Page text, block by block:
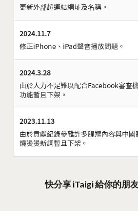
更新外部超連結網址及名稱。
2024.11.7
修正iPhone、iPad聲音播放問題。
2024.3.28
由於人力不足難以配合Facebook審查
功能暫且下架。
2023.11.13
由於貢獻紀錄參雜許多腥羶內容與中國
燒燙燙新詞暫且下架。
快分享 iTaigi 給你的朋